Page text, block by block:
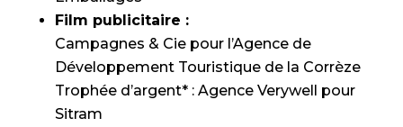
Film publicitaire :
Campagnes & Cie pour l’Agence de
Développement Touristique de la Corrèze
Trophée d’argent* : Agence Verywell pour
Sitram